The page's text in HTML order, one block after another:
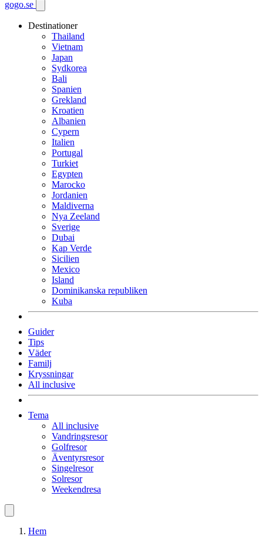
gogo.se
Destinationer
Thailand
Vietnam
Japan
Sydkorea
Bali
Spanien
Grekland
Kroatien
Albanien
Cypern
Italien
Portugal
Turkiet
Egypten
Marocko
Jordanien
Maldiverna
Nya Zeeland
Sverige
Dubai
Kap Verde
Sicilien
Mexico
Island
Dominikanska republiken
Kuba
Guider
Tips
Väder
Familj
Kryssningar
All inclusive
Tema
All inclusive
Vandringsresor
Golfresor
Äventyrsresor
Singelresor
Solresor
Weekendresa
Hem